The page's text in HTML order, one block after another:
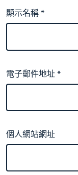
顯示名稱*
電子郵件地址*
個人網站網址